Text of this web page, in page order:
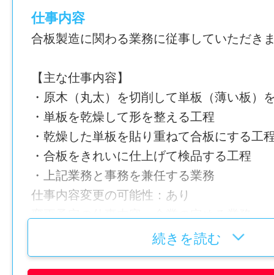
雇用形態
正社員
経験
未経験可
年齢制限
〜35歳(長期キャリア形成を図るため)
学歴
免許・資格
仕事内容
合板製造に関わる業務に従事していただき
【主な仕事内容】
・原木（丸太）を切削して単板（薄い板）
・単板を乾燥して形を整える工程
・乾燥した単板を貼り重ねて合板にする工
・合板をきれいに仕上げて検品する工程
・上記業務と事務を兼任する業務
仕事内容変更の可能性：あり
変更予定の仕事内容：企業の定める業務
就業場所
続きを読む